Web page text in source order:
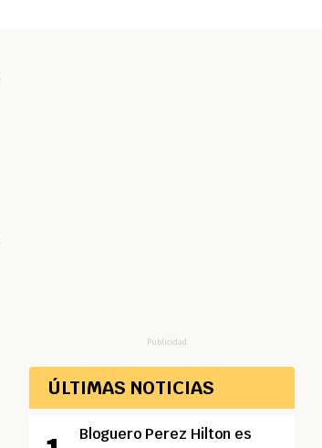
Publicidad
ÚLTIMAS NOTICIAS
Bloguero Perez Hilton es